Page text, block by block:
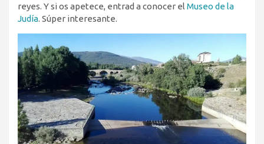
reyes. Y si os apetece, entrad a conocer el Museo de la
Judía. Súper interesante.